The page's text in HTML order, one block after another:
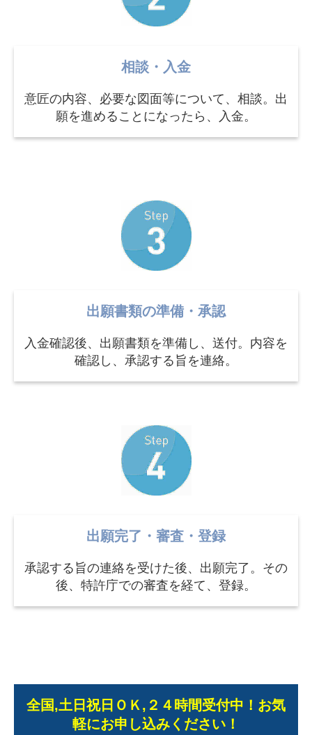
相談・入金
意匠の内容、必要な図面等について、相談。出
願を進めることになったら、入金。
出願書類の準備・承認
入金確認後、出願書類を準備し、送付。内容を
確認し、承認する旨を連絡。
出願完了・審査・登録
承認する旨の連絡を受けた後、出願完了。その
後、特許庁での審査を経て、登録。
全国,土日祝日ＯＫ,２４時間受付中！お気
軽にお申し込みください！